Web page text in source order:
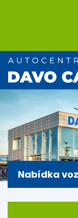
Nabídka